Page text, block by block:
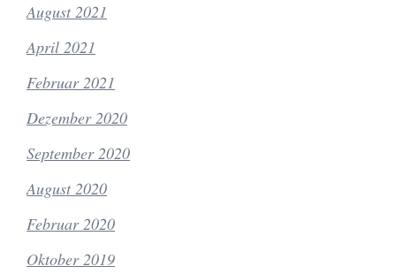
August 2021
April 2021
Februar 2021
Dezember 2020
September 2020
August 2020
Februar 2020
Oktober 2019